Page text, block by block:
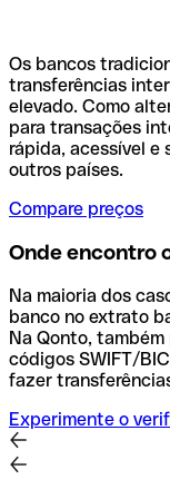
Os bancos
transferências
elevado. Como
para transações
rápida, acessível e
outros países.
Compare preços
Onde encontro
Na maioria dos
banco no extrato
Na Qonto,
códigos SWIFT/
fazer
Experimente o